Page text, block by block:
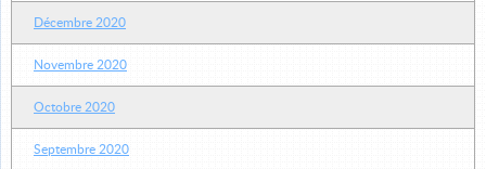
Décembre 2020
Novembre 2020
Octobre 2020
Septembre 2020